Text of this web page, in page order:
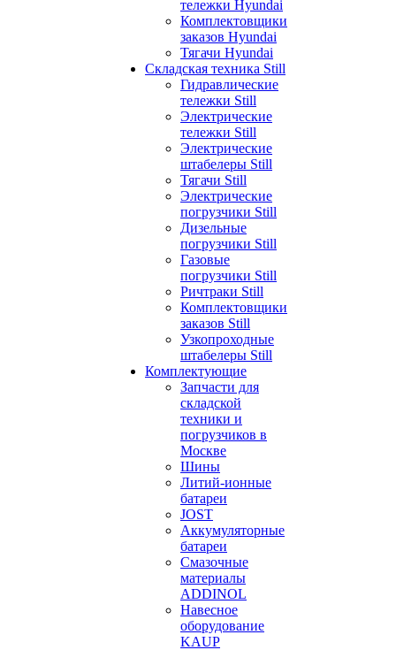
тележки Hyundai
Комплектовщики
заказов Hyundai
Тягачи Hyundai
Складская техника Still
Гидравлические
тележки Still
Электрические
тележки Still
Электрические
штабелеры Still
Тягачи Still
Электрические
погрузчики Still
Дизельные
погрузчики Still
Газовые
погрузчики Still
Ричтраки Still
Комплектовщики
заказов Still
Узкопроходные
штабелеры Still
Комплектующие
Запчасти для
складской
техники и
погрузчиков в
Москве
Шины
Литий-ионные
батареи
JOST
Аккумуляторные
батареи
Смазочные
материалы
ADDINOL
Навесное
оборудование
KAUP